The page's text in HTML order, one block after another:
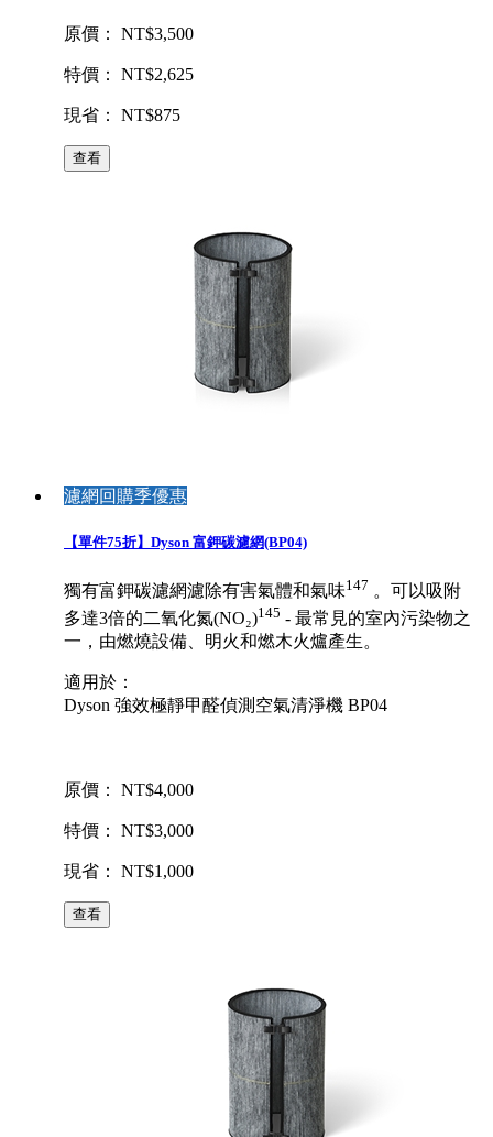
原價： NT$3,500
特價： NT$2,625
現省： NT$875
查看
濾網回購季優惠
【單件75折】Dyson 富鉀碳濾網(BP04)
獨有富鉀碳濾網濾除有害氣體和氣味147 。可以吸附
多達3倍的二氧化氮(NO₂)145 - 最常見的室內污染物之
一，由燃燒設備、明火和燃木火爐產生。
適用於：
Dyson 強效極靜甲醛偵測空氣清淨機 BP04
原價： NT$4,000
特價： NT$3,000
現省： NT$1,000
查看